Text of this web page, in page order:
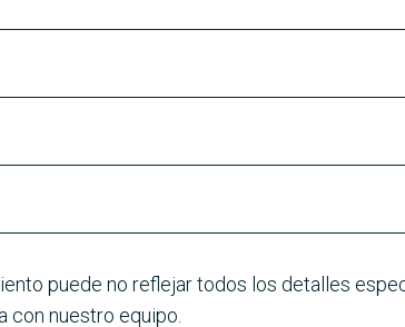
puede no reflejar todos los detalles
con nuestro equipo.